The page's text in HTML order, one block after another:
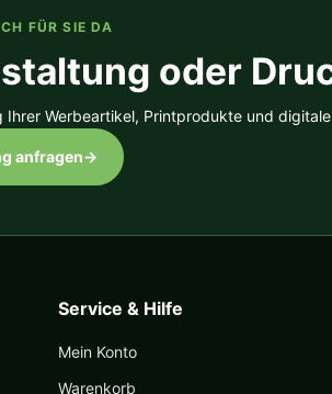
FÜR SIE DA
oder
Werbeartikel, Printprodukte und
anfragen→
Service & Hilfe
Mein Konto
Warenkorb